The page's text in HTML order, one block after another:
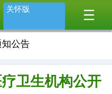
关怀版
知公告
卫生机构公开